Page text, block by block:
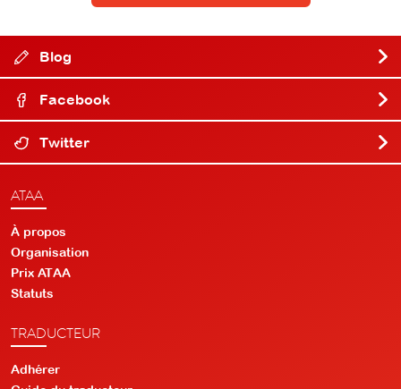
Blog
Facebook
Twitter
ATAA
À propos
Organisation
Prix ATAA
Statuts
TRADUCTEUR
Adhérer